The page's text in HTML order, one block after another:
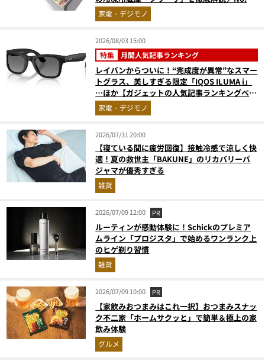
モノ雑誌編集長が選ぶ『センスがいい家電』
Vol.10
家電・デジモノ
2026/08/03 15:00
特集 月間人気記事ランキング
レイバンからついに！“完成度が異常”なスマー
トグラス、美しすぎる限定「IQOS ILUMA i」
…ほか【ガジェットの人気記事ランキングベス
ト3】（2026年6月版）
家電・デジモノ
2026/07/31 20:00
【寝ている間に疲労回復】接触冷感で涼しく快
適！夏の救世主「BAKUNE」のリカバリーパ
ジャマが優秀すぎる
雑貨
2026/07/09 12:00 PR
ルーティンが感動体験に！Schickのプレミア
ムライン「プロジスタ」で始めるワンランク上
のヒゲ剃り習慣
雑貨
2026/07/09 10:00 PR
【家飲みおつまみはこれ一択】おつまみスナッ
ク不二家「ホームサクッと」で簡単＆極上の家
飲み体験
グルメ